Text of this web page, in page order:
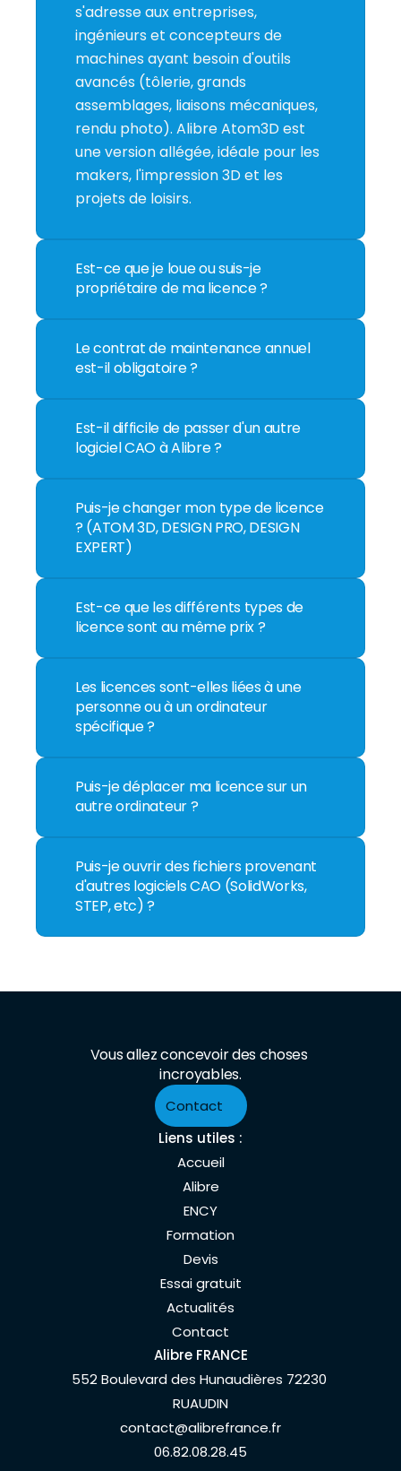
s'adresse aux entreprises,
ingénieurs et concepteurs de
machines ayant besoin d'outils
avancés (tôlerie, grands
assemblages, liaisons mécaniques,
rendu photo). Alibre Atom3D est
une version allégée, idéale pour les
makers, l'impression 3D et les
projets de loisirs.
Est-ce que je loue ou suis-je
propriétaire de ma licence ?
Le contrat de maintenance annuel
est-il obligatoire ?
Est-il difficile de passer d'un autre
logiciel CAO à Alibre ?
Puis-je changer mon type de licence
? (ATOM 3D, DESIGN PRO, DESIGN
EXPERT)
Est-ce que les différents types de
licence sont au même prix ?
Les licences sont-elles liées à une
personne ou à un ordinateur
spécifique ?
Puis-je déplacer ma licence sur un
autre ordinateur ?
Puis-je ouvrir des fichiers provenant
d'autres logiciels CAO (SolidWorks,
STEP, etc) ?
Vous allez concevoir des choses
incroyables.
Contact
Liens utiles :
Accueil
Alibre
ENCY
Formation
Devis
Essai gratuit
Actualités
Contact
Alibre FRANCE
552 Boulevard des Hunaudières 72230
RUAUDIN
contact@alibrefrance.fr
06.82.08.28.45